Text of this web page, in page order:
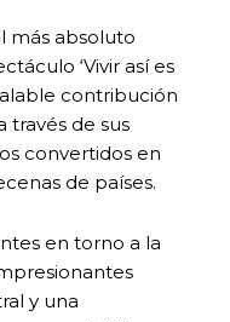
más absoluto
‘Vivir así es
contribución
través de sus
convertidos en
de países.
en torno a la
y una